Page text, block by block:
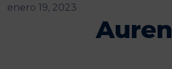
enero 19, 2023
Auren